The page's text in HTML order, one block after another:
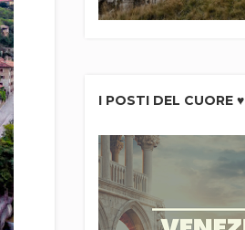
I POSTI DEL CUORE ♥